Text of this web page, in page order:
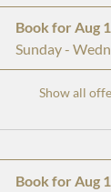
Book for Aug
Sunday -
Show all
Book for Aug